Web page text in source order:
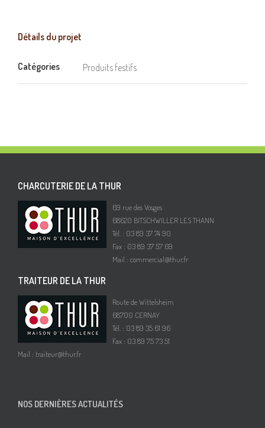
Détails du projet
Catégories Produits festifs
CHARCUTERIE DE LA THUR
69 rue des Vosges
68620 BITSCHWILLER LES THANN
Tél. : 03 89 37 74 90
Fax : 03 89 37 57 69
Mail : commercial@thur.fr
TRAITEUR DE LA THUR
Route de Wittelsheim
68700 CERNAY
Tél. : 03 89 35 61 96
Fax : 03 89 75 73 51
Mail : traiteur@thur.fr
NOS DERNIÈRES ACTUALITÉS